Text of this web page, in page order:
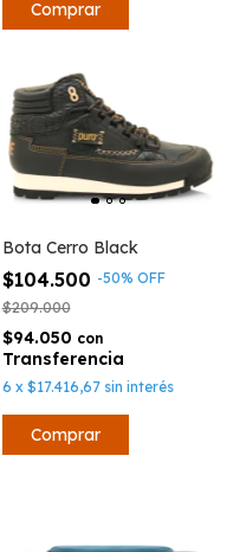
Comprar
Bota Cerro Black
$104.500 -50% OFF
$209.000
$94.050 con
6 x $17.416,67 sin interés
Comprar